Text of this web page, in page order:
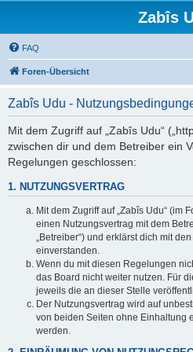
Zabîs
FAQ
Foren-Übersicht
Zabîs Udu -
Mit dem Zugriff auf „Zabîs Udu“
zwischen dir und dem Betreiber ein
Regelungen geschlossen:
1. NUTZUNGSVERTRAG
Mit dem Zugriff auf „Zabîs Udu“ (im
einen Nutzungsvertrag mit dem
„Betreiber“) und erklärst dich mit
einverstanden.
Wenn du mit diesen Regelungen
das Board nicht weiter nutzen. Für
jeweils die an dieser Stelle
Der Nutzungsvertrag wird auf
von beiden Seiten ohne Einhaltung
werden.